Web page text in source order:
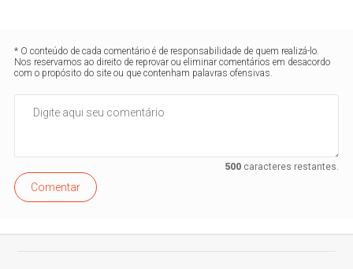
* O conteúdo de cada comentário é de responsabilidade de quem realizá-lo.
Nos reservamos ao direito de reprovar ou eliminar comentários em desacordo
com o propósito do site ou que contenham palavras ofensivas.
500caracteres restantes.
Comentar